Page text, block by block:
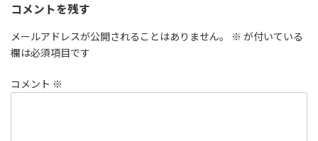
コメントを残す
メールアドレスが公開されることはありません。 ※ が付いている
欄は必須項目です
コメント ※